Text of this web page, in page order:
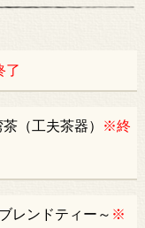
了
（工夫茶器） ※終
レンドティー～ ※